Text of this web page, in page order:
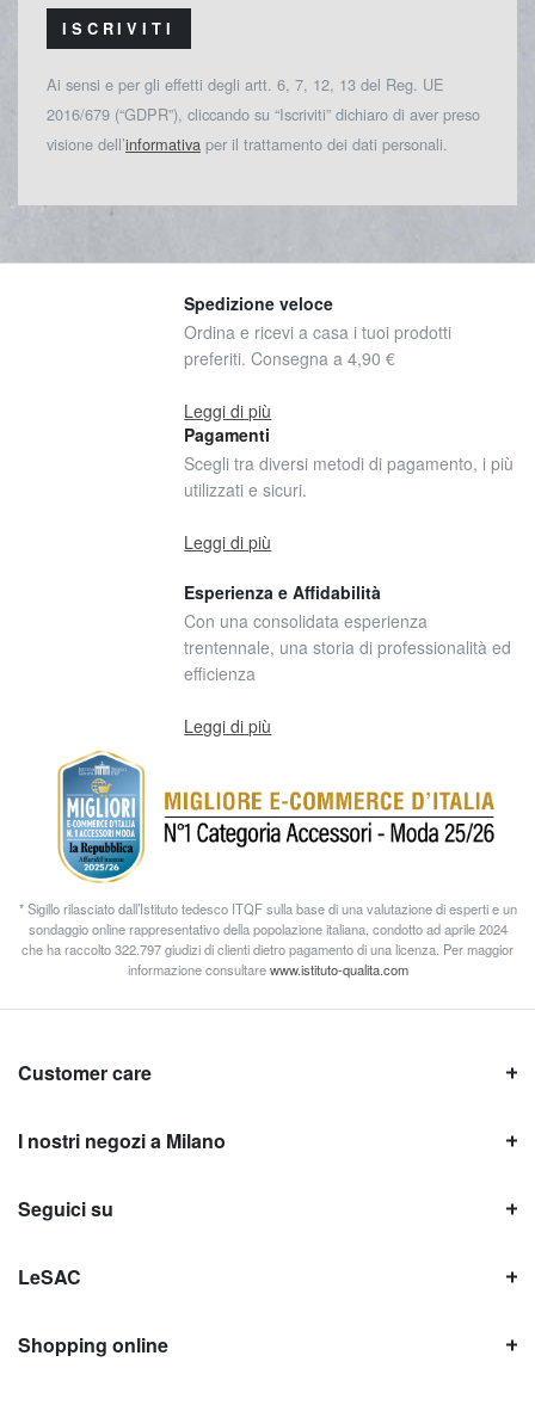
ISCRIVITI
Ai sensi e per gli effetti degli artt. 6, 7, 12, 13 del Reg. UE
2016/679 (“GDPR”), cliccando su “Iscriviti” dichiaro di aver preso
visione dell’informativa per il trattamento dei dati personali.
Spedizione veloce
Ordina e ricevi a casa i tuoi prodotti
preferiti. Consegna a 4,90 €
Leggi di più
Pagamenti
Scegli tra diversi metodi di pagamento, i più
utilizzati e sicuri.
Leggi di più
Esperienza e Affidabilità
Con una consolidata esperienza
trentennale, una storia di professionalità ed
efficienza
Leggi di più
* Sigillo rilasciato dall’Istituto tedesco ITQF sulla base di una valutazione di esperti e un
sondaggio online rappresentativo della popolazione italiana, condotto ad aprile 2024
che ha raccolto 322.797 giudizi di clienti dietro pagamento di una licenza. Per maggior
informazione consultarewww.istituto-qualita.com
Customer care
I nostri negozi a Milano
Seguici su
LeSAC
Shopping online